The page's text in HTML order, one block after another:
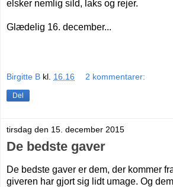
elsker nemlig sild, laks og rejer.
Glædelig 16. december...
Birgitte B kl. 16.16 2 kommentarer:
Del
tirsdag den 15. december 2015
De bedste gaver
De bedste gaver er dem, der kommer
giveren har gjort sig lidt umage. Og